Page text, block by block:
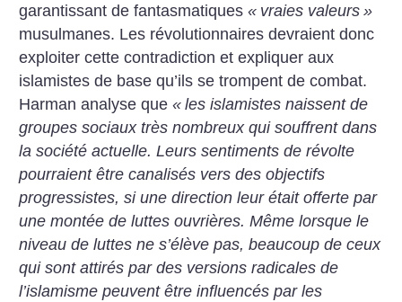
garantissant de fantasmatiques« vraies valeurs »
musulmanes. Les révolutionnaires devraient donc
exploiter cette contradiction et expliquer aux
islamistes de base qu’ils se trompent de combat.
Harman analyse que« les islamistes naissent de
groupes sociaux très nombreux qui souffrent dans
la société actuelle. Leurs sentiments de révolte
pourraient être canalisés vers des objectifs
progressistes, si une direction leur était offerte par
une montée de luttes ouvrières. Même lorsque le
niveau de luttes ne s’élève pas, beaucoup de ceux
qui sont attirés par des versions radicales de
l’islamisme peuvent être influencés par les